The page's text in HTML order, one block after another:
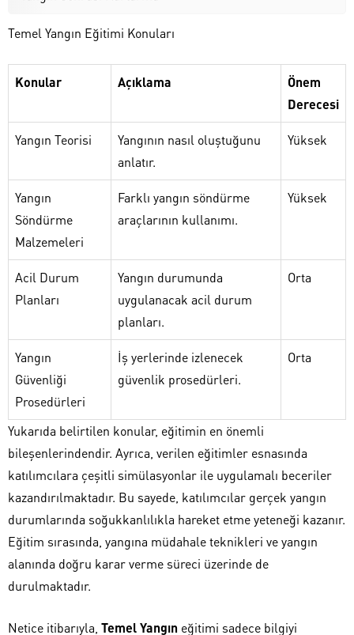
Temel Yangın Eğitimi Konuları
Konular Açıklama
Önem
Derecesi
Yangın Teorisi
Yangının nasıl oluştuğunu
anlatır.
Yüksek
Yangın
Söndürme
Malzemeleri
Farklı yangın söndürme
araçlarının kullanımı.
Yüksek
Acil Durum
Planları
Yangın durumunda
uygulanacak acil durum
planları.
Orta
Yangın
Güvenliği
Prosedürleri
İş yerlerinde izlenecek
güvenlik prosedürleri.
Orta
Yukarıda belirtilen konular, eğitimin en önemli
bileşenlerindendir. Ayrıca, verilen eğitimler esnasında
katılımcılara çeşitli simülasyonlar ile uygulamalı beceriler
kazandırılmaktadır. Bu sayede, katılımcılar gerçek yangın
durumlarında soğukkanlılıkla hareket etme yeteneği kazanır.
Eğitim sırasında, yangına müdahale teknikleri ve yangın
alanında doğru karar verme süreci üzerinde de
durulmaktadır.
Netice itibarıyla, Temel Yangın eğitimi sadece bilgiyi